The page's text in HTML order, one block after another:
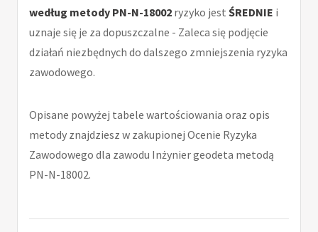
według metody PN-N-18002 ryzyko jest ŚREDNIE i
uznaje się je za dopuszczalne - Zaleca się podjęcie
działań niezbędnych do dalszego zmniejszenia ryzyka
zawodowego.
Opisane powyżej tabele wartościowania oraz opis
metody znajdziesz w zakupionej Ocenie Ryzyka
Zawodowego dla zawodu Inżynier geodeta metodą
PN-N-18002.